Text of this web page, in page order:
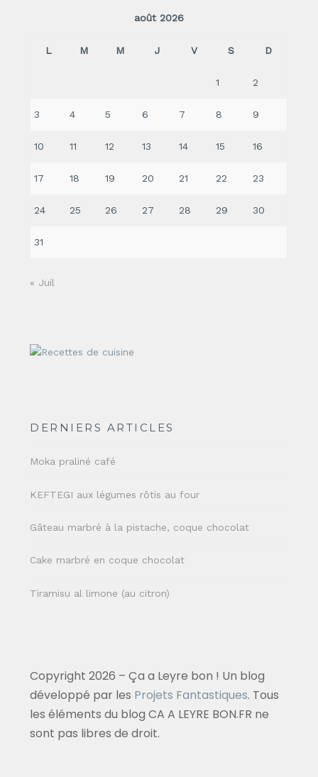
août 2026
L M M J V S D
1 2
3 4 5 6 7 8 9
10 11 12 13 14 15 16
17 18 19 20 21 22 23
24 25 26 27 28 29 30
31
« Juil
DERNIERS ARTICLES
Moka praliné café
KEFTEGI aux légumes rôtis au four
Gâteau marbré à la pistache, coque chocolat
Cake marbré en coque chocolat
Tiramisu al limone (au citron)
Copyright 2026 – Ça a Leyre bon ! Un blog
développé par les Projets Fantastiques. Tous
les éléments du blog CA A LEYRE BON.FR ne
sont pas libres de droit.